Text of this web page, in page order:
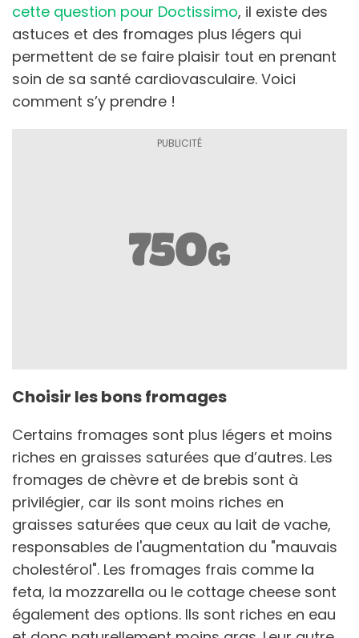
cette question pour Doctissimo, il existe des
astuces et des fromages plus légers qui
permettent de se faire plaisir tout en prenant
soin de sa santé cardiovasculaire. Voici
comment s’y prendre !
Choisir les bons fromages
Certains fromages sont plus légers et moins
riches en graisses saturées que d’autres. Les
fromages de chèvre et de brebis sont à
privilégier, car ils sont moins riches en
graisses saturées que ceux au lait de vache,
responsables de l'augmentation du "mauvais
cholestérol". Les fromages frais comme la
feta, la mozzarella ou le cottage cheese sont
également des options. Ils sont riches en eau